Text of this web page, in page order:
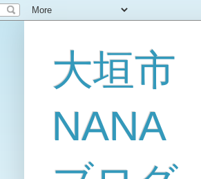
大垣市
NANA